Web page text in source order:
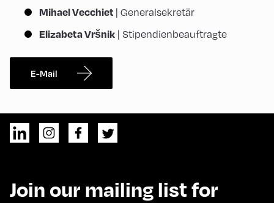
Mihael Vecchiet | Generalsekretär
Elizabeta Vršnik | Stipendienbeauftragte
E-Mail
Join our mailing list for